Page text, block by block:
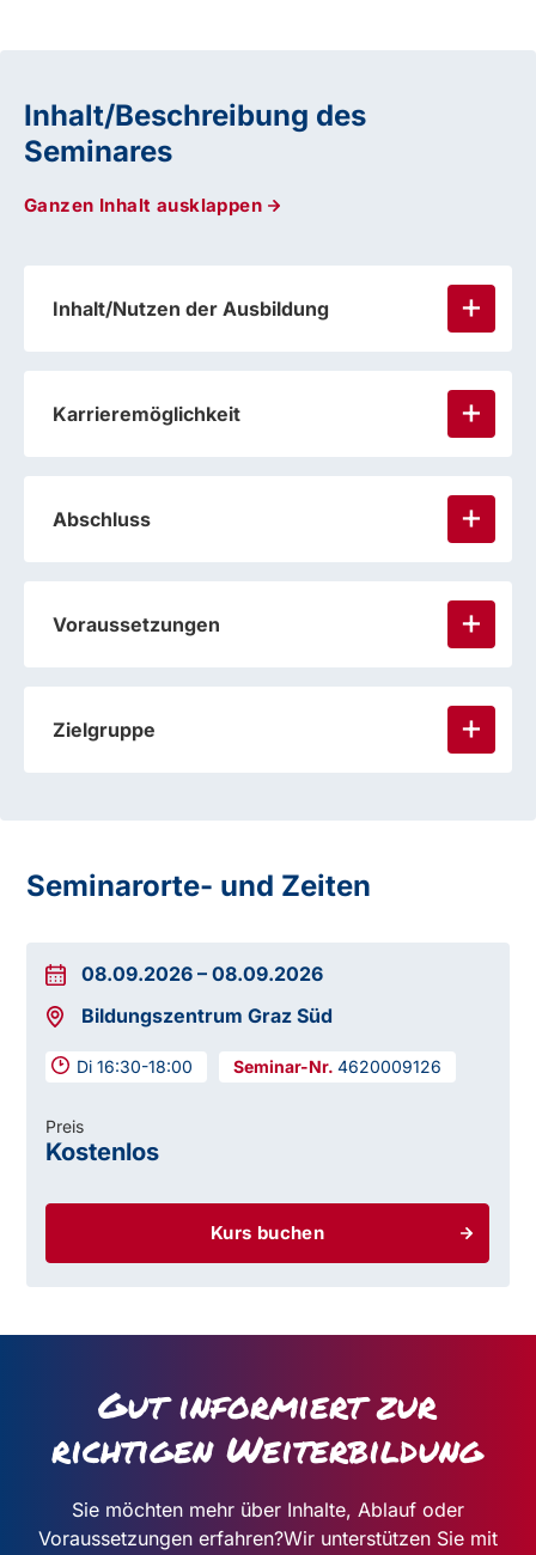
Inhalt/Beschreibung des
Seminares
Ganzen Inhalt ausklappen
Inhalt/Nutzen der Ausbildung
Karrieremöglichkeit
Abschluss
Voraussetzungen
Zielgruppe
Seminarorte- und Zeiten
08.09.2026 –08.09.2026
Bildungszentrum Graz Süd
Di 16:30-18:00 4620009126
Kurs buchen
Preis
Kostenlos
Gut informiert zur
richtigen Weiterbildung
Sie möchten mehr über Inhalte, Ablauf oder
Voraussetzungen erfahren?Wir unterstützen Sie mit